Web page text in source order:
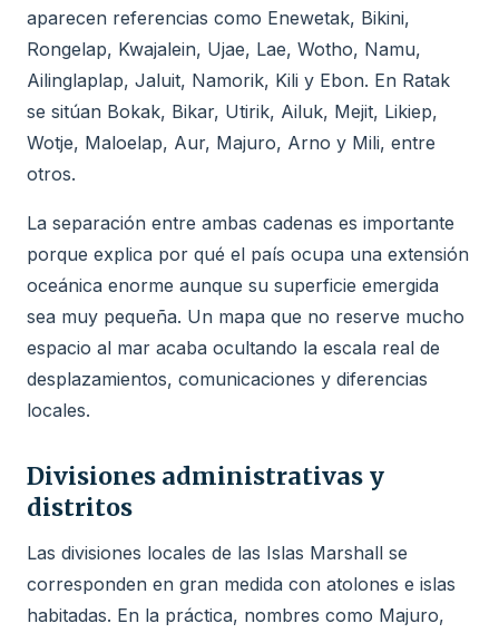
aparecen referencias como Enewetak, Bikini,
Rongelap, Kwajalein, Ujae, Lae, Wotho, Namu,
Ailinglaplap, Jaluit, Namorik, Kili y Ebon. En Ratak
se sitúan Bokak, Bikar, Utirik, Ailuk, Mejit, Likiep,
Wotje, Maloelap, Aur, Majuro, Arno y Mili, entre
otros.
La separación entre ambas cadenas es importante
porque explica por qué el país ocupa una extensión
oceánica enorme aunque su superficie emergida
sea muy pequeña. Un mapa que no reserve mucho
espacio al mar acaba ocultando la escala real de
desplazamientos, comunicaciones y diferencias
locales.
Divisiones administrativas y
distritos
Las divisiones locales de las Islas Marshall se
corresponden en gran medida con atolones e islas
habitadas. En la práctica, nombres como Majuro,